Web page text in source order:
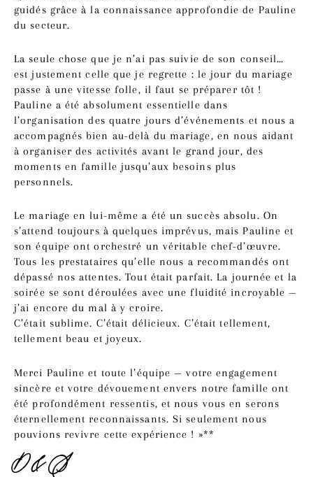
guidés grâce à la connaissance approfondie de Pauline
du secteur.
La seule chose que je n’ai pas suivie de son conseil…
est justement celle que je regrette : le jour du mariage
passe à une vitesse folle, il faut se préparer tôt !
Pauline a été absolument essentielle dans
l’organisation des quatre jours d’événements et nous a
accompagnés bien au-delà du mariage, en nous aidant
à organiser des activités avant le grand jour, des
moments en famille jusqu’aux besoins plus
personnels.
Le mariage en lui-même a été un succès absolu. On
s’attend toujours à quelques imprévus, mais Pauline et
son équipe ont orchestré un véritable chef-d’œuvre.
Tous les prestataires qu’elle nous a recommandés ont
dépassé nos attentes. Tout était parfait. La journée et la
soirée se sont déroulées avec une fluidité incroyable —
j’ai encore du mal à y croire.
C’était sublime. C’était délicieux. C’était tellement,
tellement beau et joyeux.
Merci Pauline et toute l’équipe — votre engagement
sincère et votre dévouement envers notre famille ont
été profondément ressentis, et nous vous en serons
éternellement reconnaissants. Si seulement nous
pouvions revivre cette expérience ! »**
D&S